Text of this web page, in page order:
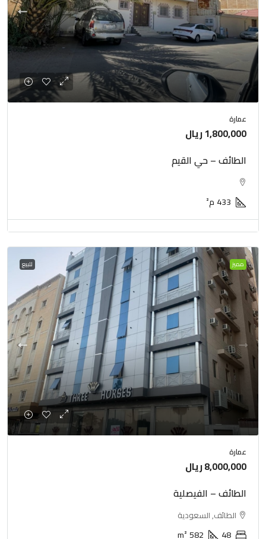
عمارة
1,800,000 ريال
الطائف – حي القيم
433 م²
مميز للبيع
عمارة
8,000,000 ريال
الطائف – الفيصلية
الطائف, السعودية
48
582
m²